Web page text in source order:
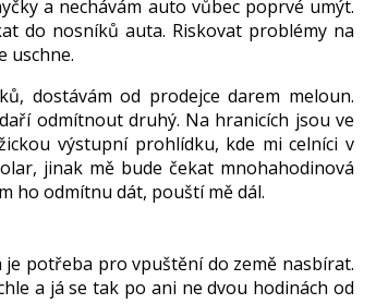
a nechávám auto vůbec poprvé umýt.
do nosníků auta. Riskovat problémy na
uschne.
dostávám od prodejce darem meloun.
odmítnout druhý. Na hranicích jsou ve
výstupní prohlídku, kde mi celníci v
jinak mě bude čekat mnohahodinová
ho odmítnu dát, pouští mě dál.
potřeba pro vpuštění do země nasbírat.
a já se tak po ani ne dvou hodinách od